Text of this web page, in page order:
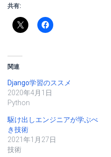
共有:
関連
Django学習のススメ
2020年4月1日
Python
駆け出しエンジニアが学ぶべ
き技術
2021年1月27日
技術